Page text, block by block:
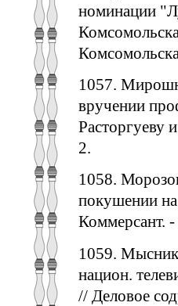
номинации
1057.
вручении
Расторгуеву
2.
1058.
покушении
Коммерсант.
1059.
национ.
// Деловое